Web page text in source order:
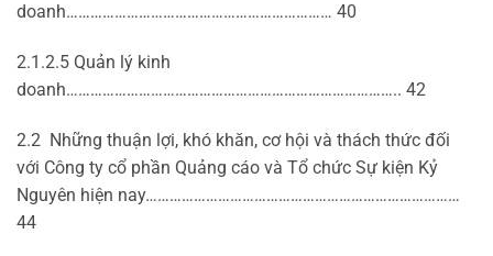
doanh………………………………………………………… 40
2.1.2.5 Quản lý kinh
doanh……………………………………………………………………….. 42
2.2 Những thuận lợi, khó khăn, cơ hội và thách thức đối
với Công ty cổ phần Quảng cáo và Tổ chức Sự kiện Kỷ
Nguyên hiện nay……………………………………………………………………
44